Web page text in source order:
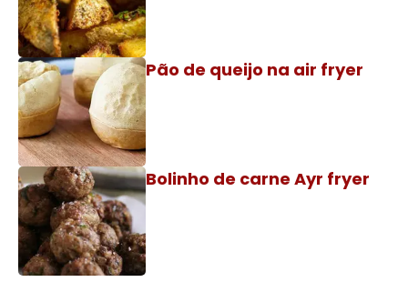
Pão de queijo na air fryer
Bolinho de carne Ayr fryer